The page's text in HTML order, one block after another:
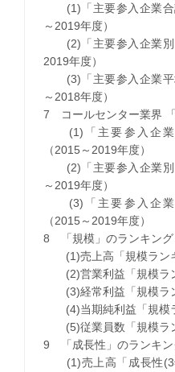
(1)「主要参入企業合
～2019年度）
(2)「主要参入企業別
2019年度）
(3)「主要参入企業平
～2018年度）
7 コールセンター業界
(1)「主要参入企業
（2015～2019年度）
(2)「主要参入企業別
～2019年度）
(3)「主要参入企業
（2015～2019年度）
8 「規模」のランキング
(1)売上高「規模ランキ
(2)営業利益「規模ラン
(3)経常利益「規模ラン
(4)当期純利益「規模ラ
(5)従業員数「規模ラン
9 「成長性」のランキン
(1)売上高「成長性(3